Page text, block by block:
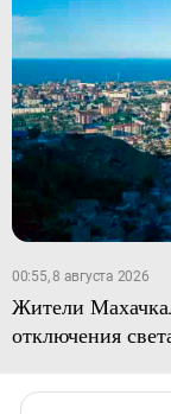
00:55, 8 августа 2026
Жители
отключения